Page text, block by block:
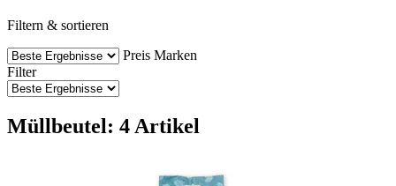
Filtern & sortieren
Preis Marken
Filter
Müllbeutel: 4 Artikel